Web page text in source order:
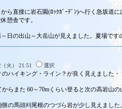
ら直接に岩石園(ﾛｯｸｶﾞｰﾃﾞﾝ)へ行く急坂道
憩舎です。
日の出山～大岳山が見えました。夏場です
火） 21:51 選択
ハイキング・ライン？が良く見えました・
らまた 60～70mくらい登ると次の高岩山の
の馬頭刈尾根のつづら岩が少し見えまし